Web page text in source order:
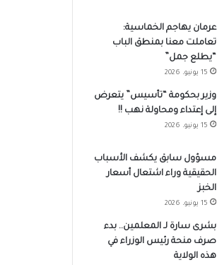
عرمان يهاجم الخماسية:
تعاملت معنا بمنطق الباب
“يطلع جمل”
15 يونيو، 2026
وزير بحكومة “تأسيس” يتعرض
إلى إعتداء ومحاولة نهب !!
15 يونيو، 2026
مسؤول سابق يكشف الأسباب
الحقيقية وراء اشتعال أسعار
الخبز
15 يونيو، 2026
بشرى سارة لـ المعلمين.. بدء
صرف منحة رئيس الوزراء في
هذه الولاية